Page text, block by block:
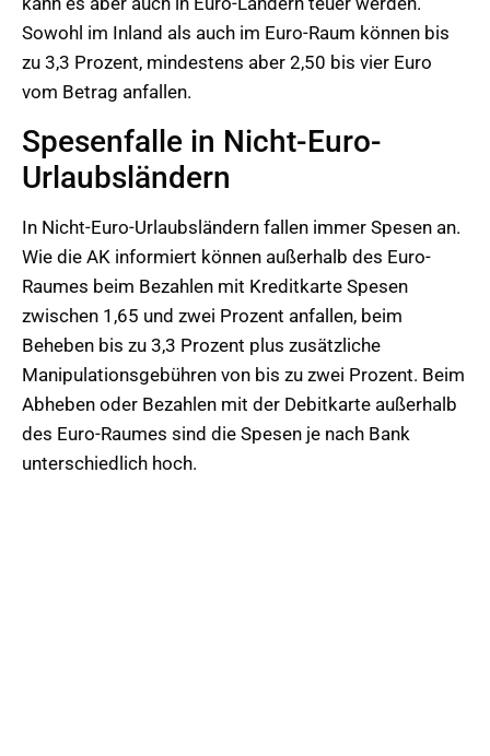
Sowohl im Inland als auch im Euro-Raum können bis
zu 3,3 Prozent, mindestens aber 2,50 bis vier Euro
vom Betrag anfallen.
Spesenfalle in Nicht-Euro-
Urlaubsländern
In Nicht-Euro-Urlaubsländern fallen immer Spesen an.
Wie die AK informiert können außerhalb des Euro-
Raumes beim Bezahlen mit Kreditkarte Spesen
zwischen 1,65 und zwei Prozent anfallen, beim
Beheben bis zu 3,3 Prozent plus zusätzliche
Manipulationsgebühren von bis zu zwei Prozent. Beim
Abheben oder Bezahlen mit der Debitkarte außerhalb
des Euro-Raumes sind die Spesen je nach Bank
unterschiedlich hoch.